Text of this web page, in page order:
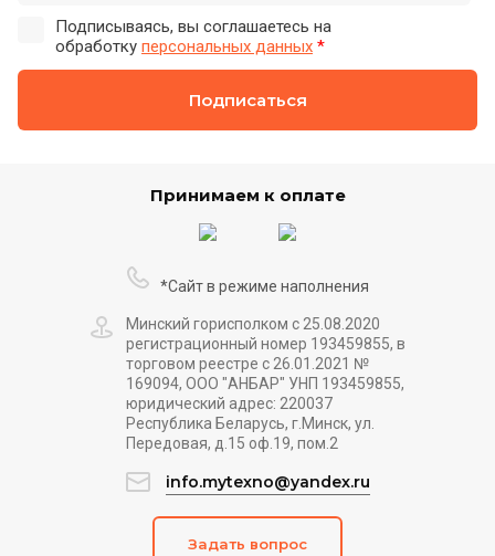
Подписываясь, вы соглашаетесь на
обработку персональных данных *
Подписаться
Принимаем к оплате
*Сайт в режиме наполнения
Минский горисполком с 25.08.2020
регистрационный номер 193459855, в
торговом реестре с 26.01.2021 №
169094, ООО "АНБАР" УНП 193459855,
юридический адрес: 220037
Республика Беларусь, г.Минск, ул.
Передовая, д.15 оф.19, пом.2
info.mytexno@yandex.ru
Задать вопрос